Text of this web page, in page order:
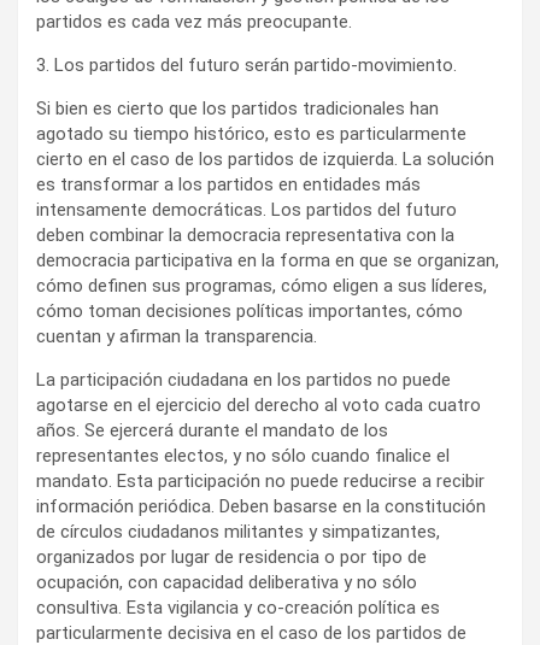
partidos es cada vez más preocupante.
3. Los partidos del futuro serán partido-movimiento.
Si bien es cierto que los partidos tradicionales han
agotado su tiempo histórico, esto es particularmente
cierto en el caso de los partidos de izquierda. La solución
es transformar a los partidos en entidades más
intensamente democráticas. Los partidos del futuro
deben combinar la democracia representativa con la
democracia participativa en la forma en que se organizan,
cómo definen sus programas, cómo eligen a sus líderes,
cómo toman decisiones políticas importantes, cómo
cuentan y afirman la transparencia.
La participación ciudadana en los partidos no puede
agotarse en el ejercicio del derecho al voto cada cuatro
años. Se ejercerá durante el mandato de los
representantes electos, y no sólo cuando finalice el
mandato. Esta participación no puede reducirse a recibir
información periódica. Deben basarse en la constitución
de círculos ciudadanos militantes y simpatizantes,
organizados por lugar de residencia o por tipo de
ocupación, con capacidad deliberativa y no sólo
consultiva. Esta vigilancia y co-creación política es
particularmente decisiva en el caso de los partidos de